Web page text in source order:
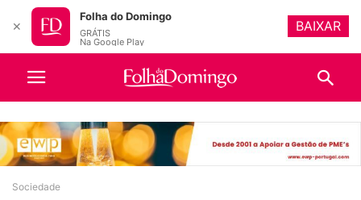
Sociedade
✕
Folha do Domingo
GRÁTIS
Na Google Play
BAIXAR